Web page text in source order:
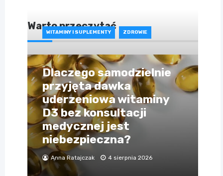
Warto przeczytać
WITAMINY I SUPLEMENTY ZDROWIE
Dlaczego samodzielnie
przyjęta dawka
uderzeniowa witaminy
D3 bez konsultacji
medycznej jest
niebezpieczna?
Anna Ratajczak 4 sierpnia 2026